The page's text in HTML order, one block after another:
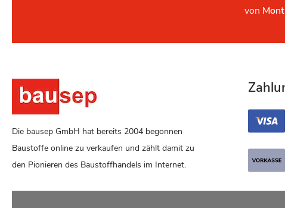
von
Die bausep GmbH hat bereits 2004 begonnen
Baustoffe online zu verkaufen und zählt damit zu
den Pionieren des Baustoffhandels im Internet.